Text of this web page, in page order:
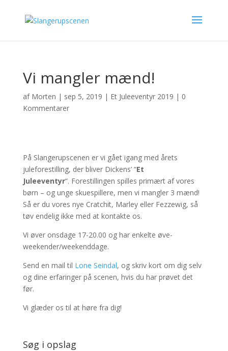
Vi mangler mænd!
af Morten | sep 5, 2019 | Et Juleeventyr 2019 | 0
Kommentarer
På Slangerupscenen er vi gået igang med årets
juleforestilling, der bliver Dickens’ “Et
Juleeventyr“. Forestillingen spilles primært af vores
børn – og unge skuespillere, men vi mangler 3 mænd!
Så er du vores nye Cratchit, Marley eller Fezzewig, så
tøv endelig ikke med at kontakte os.
Vi øver onsdage 17-20.00 og har enkelte øve-
weekender/weekenddage.
Send en mail til Lone Seindal, og skriv kort om dig selv
og dine erfaringer på scenen, hvis du har prøvet det
før.
Vi glæder os til at høre fra dig!
Søg i opslag